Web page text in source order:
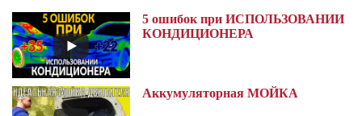
5 ошибок при ИСПОЛЬЗОВАНИИ
КОНДИЦИОНЕРА
Аккумуляторная МОЙКА